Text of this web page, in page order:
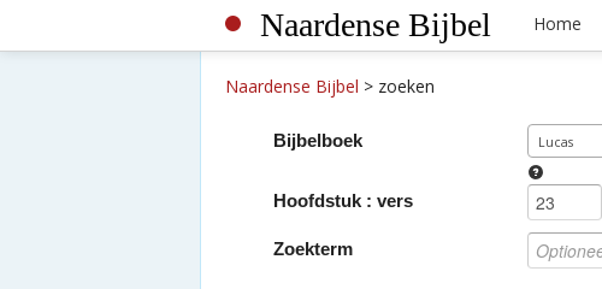
Naardense Bijbel Home
Naardense Bijbel > zoeken
Bijbelboek Lucas
Hoofdstuk : vers
Zoekterm